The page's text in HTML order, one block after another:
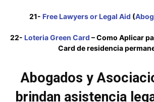
21- Free Lawyers or Legal Aid (
22- Loteria Green Card – Como Aplicar
Card de residencia
Abogados y
brindan asistencia